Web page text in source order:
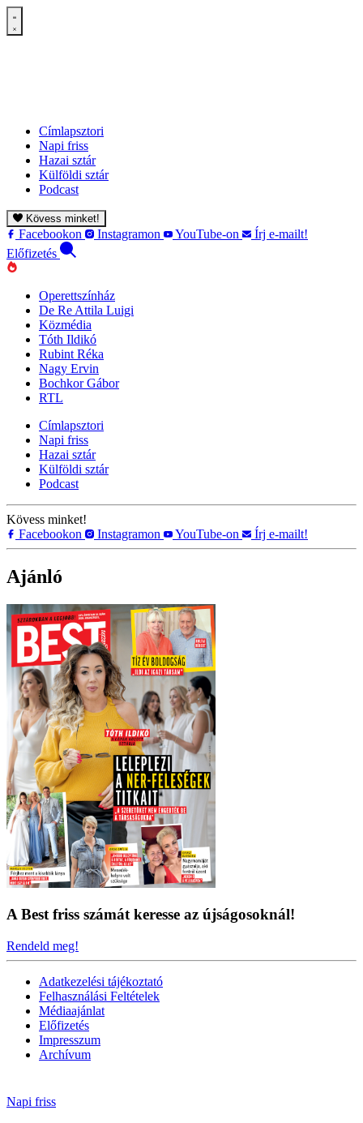
Címlapsztori
Napi friss
Hazai sztár
Külföldi sztár
Podcast
Kövess minket!
Facebookon Instagramon YouTube-on
Írj e-mailt!
Előfizetés
Operettszínház
De Re Attila Luigi
Közmédia
Tóth Ildikó
Rubint Réka
Nagy Ervin
Bochkor Gábor
RTL
Címlapsztori
Napi friss
Hazai sztár
Külföldi sztár
Podcast
Kövess minket!
Facebookon
Instagramon YouTube-on Írj e-mailt!
Ajánló
A Best friss számát keresse az újságosoknál!
Rendeld meg!
Adatkezelési tájékoztató
Felhasználási Feltételek
Médiaajánlat
Előfizetés
Impresszum
Archívum
Napi friss